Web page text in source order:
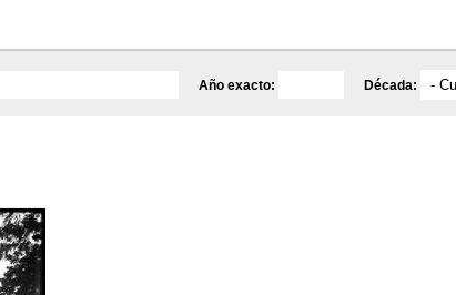
Año exacto: Década: